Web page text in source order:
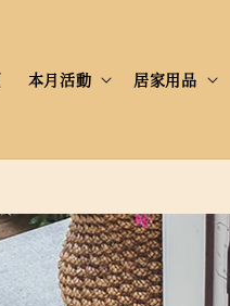
本月活動 居家用品